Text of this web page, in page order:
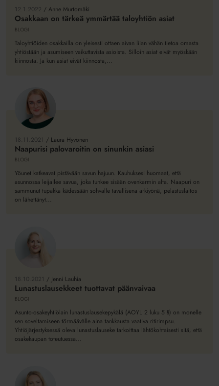
tärkeä
ymmärtää
taloyhtiön
12.1.2022 / Anne Murtomäki
Osakkaan on tärkeä ymmärtää taloyhtiön asiat
BLOGI
Taloyhtiöiden osakkailla on yleisesti ottaen aivan liian vähän tietoa omasta
yhtiöstään ja asumiseen vaikuttavista asioista. Silloin asiat eivät myöskään
kiinnosta. Ja kun asiat eivät kiinnosta,...
Naapurisi
palovaroitin
sinunkin
asiasi
18.11.2021 / Laura Hyvönen
Naapurisi palovaroitin on sinunkin asiasi
BLOGI
Yöunet katkeavat pistävään savun hajuun. Kauhuksesi huomaat, että
asunnossa leijailee savua, joka tunkee sisään ovenkarmin alta. Naapuri on
sammunut tupakka kädessään sohvalle tavallisena arkiyönä, pelastuslaitos
on lähettänyt...
Lunastuslausekkeet
päänvaivaa
18.10.2021 / Jenni Lauhia
Lunastuslausekkeet tuottavat päänvaivaa
BLOGI
Asunto-osakeyhtiölain lunastuslausekepykälä (AOYL 2 luku 5 §) on monelle
sen soveltamiseen törmäävälle aina tankkausta vaativa ritirimpsu.
Yhtiöjärjestyksessä oleva lunastuslauseke tarkoittaa lähtökohtaisesti sitä, että
osakekaupan toteutuessa...